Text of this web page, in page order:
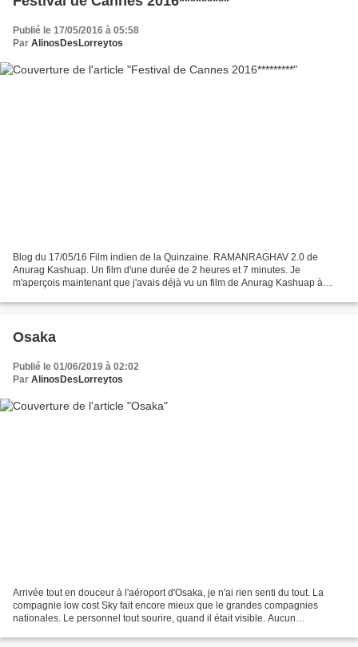
Publié le 17/05/2016 à 05:58
Par AlinosDesLorreytos
Blog du 17/05/16 Film indien de la Quinzaine. RAMANRAGHAV 2.0 de
Anurag Kashuap. Un film d'une durée de 2 heures et 7 minutes. Je
m'aperçois maintenant que j'avais déjà vu un film de Anurag Kashuap à
Osaka
Publié le 01/06/2019 à 02:02
Par AlinosDesLorreytos
Arrivée tout en douceur à l'aéroport d'Osaka, je n'ai rien senti du tout. La
compagnie low cost Sky fait encore mieux que le grandes compagnies
nationales. Le personnel tout sourire, quand il était visible. Aucun